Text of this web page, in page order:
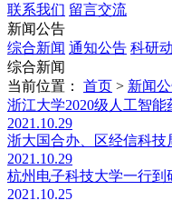
联系我们 留言交流
新闻公告
综合新闻 通知公告 科研
综合新闻
当前位置：
首页 > 新闻
浙江大学2020级人工智
2021.10.29
浙大国合办、区经信科技
2021.10.29
杭州电子科技大学一行到
2021.10.25